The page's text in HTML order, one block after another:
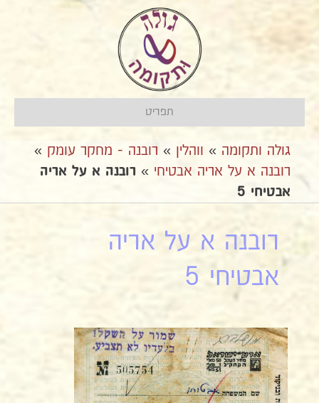
תפריט
גולה ותקומה » ווהלין » רובנה - מחקר עומק »
רובנה א על אריה אבטיחי » רובנה א על אריה
אבטיחי 5
רובנה א על אריה
אבטיחי 5